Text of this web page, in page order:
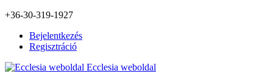
+36-30-319-1927
Bejelentkezés
Regisztráció
Ecclesia weboldal